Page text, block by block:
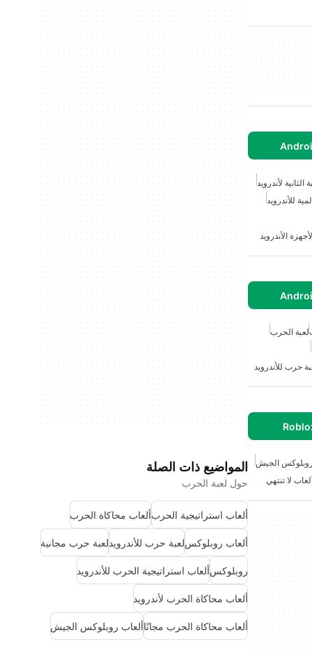
لأندرويد
للأندرويد
الأندرويد
لعبة الحرب
حرب للأندرويد
الجيش
لا تنتهي
المواضيع ذات الصلة
حول لعبة الحرب
ألعاب استراتيجية الحربألعاب محاكاة الحرب
ألعاب روبلوكسلعبة حرب للأندرويدلعبة حرب مجانية
روبلوكسألعاب استراتيجية الحرب للأندرويد
ألعاب محاكاة الحرب لأندرويد
ألعاب محاكاة الحرب مجانًاألعاب روبلوكس الجيش